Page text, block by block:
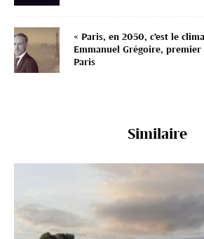
« Paris, en 2050, c’est le
Emmanuel Grégoire,
Paris
Similaire